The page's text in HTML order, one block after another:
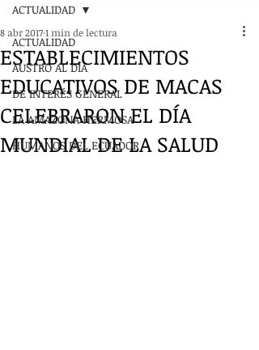
ACTUALIDAD
AUSTRO AL DÍA
DE INTERÉS GENERAL
LA AMAZONA HERMOSA
HUMANOS DEL ECUADOR
ACTUALIDAD
ESTABLECIMIENTOS
EDUCATIVOS DE MACAS
CELEBRARON EL DÍA
MUNDIAL DE LA SALUD
8 abr 20171 min de lectura